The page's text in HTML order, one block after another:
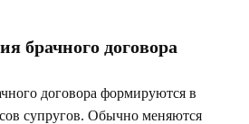
брачного договора
договора формируются в
супругов. Обычно меняются